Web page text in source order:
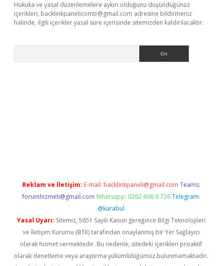
Hukuka ve yasal düzenlemelere aykırı olduğunu düşündüğünüz
içerikleri, backlinkpanelicomtr@gmail.com adresine bildirmeniz
halinde, ilgili içerikler yasal süre içerisinde sitemizden kaldırılacaktır.
Reklam ve İletişim: E-mail: backlinkpaneli@gmail.com Teams:
forumhizmeti@gmail.com Whatsapp: 0262 606 0 726 Telegram:
@karabul
Yasal Uyarı: Sitemiz, 5651 Sayılı Kanun gereğince Bilgi Teknolojileri
ve İletişim Kurumu (BTK) tarafından onaylanmış bir Yer Sağlayıcı
olarak hizmet vermektedir. Bu nedenle, sitedeki içerikleri proaktif
olarak denetleme veya araştırma yükümlülüğümüz bulunmamaktadır.